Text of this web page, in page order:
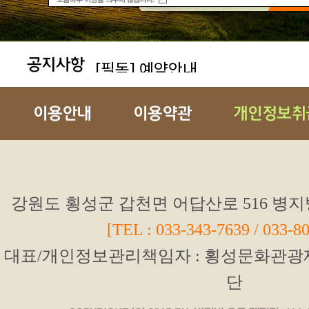
[필독] 예약안내
이용안내
2026 병지방 오토 캠핑장 개장
강원도 횡성군 갑천면 어답산로 516 병
[TEL : 033-343-7639 / 033-
단